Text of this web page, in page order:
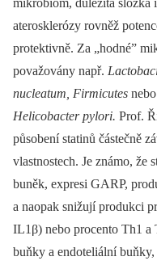
mikrobiom, důležitá složka
aterosklerózy rovněž
protektivně. Za „hodné”
považovány např.
nucleatum, Firmicutes nebo
Helicobacter pylori. Prof.
působení statinů částečně
vlastnostech. Je známo, že
buněk, expresi GARP,
a naopak snižují produkci
IL1β) nebo procento Th1
buňky a endoteliální